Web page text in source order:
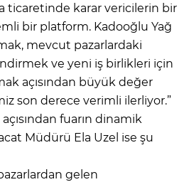
ticaretinde karar vericilerin bir
bir platform. Kadooğlu Yağ
mevcut pazarlardaki
ve yeni iş birlikleri için
açısından büyük değer
son derece verimli ilerliyor.”
fuarın dinamik
Müdürü Ela Uzel ise şu
gelen